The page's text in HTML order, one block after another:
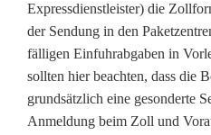
W
i
e
I
Expressdienstleister) die
der Sendung in den
fälligen Einfuhrabgaben in
sollten hier beachten, dass die
grundsätzlich eine gesonderte
Anmeldung beim Zoll und